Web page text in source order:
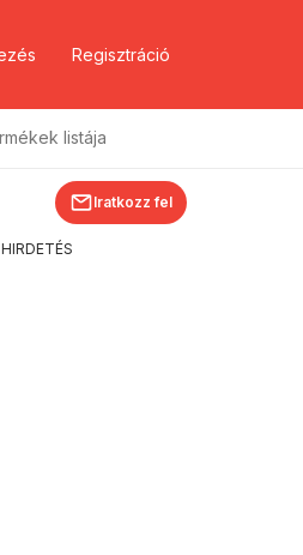
Regisztráció
listája
Iratkozz fel
HIRDETÉS